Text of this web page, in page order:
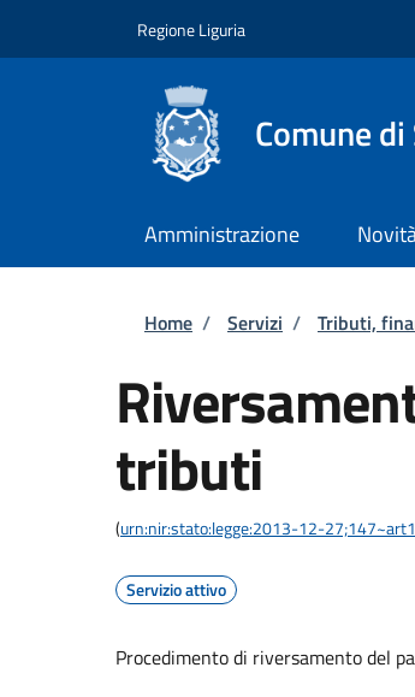
Regione Liguria
Comune
Amministrazione
Briciole di
Home / Servizi / Tributi,
tributi
(urn:nir:stato:legge:2013-12-27;147~art1
Servizio attivo
Procedimento di riversamento del